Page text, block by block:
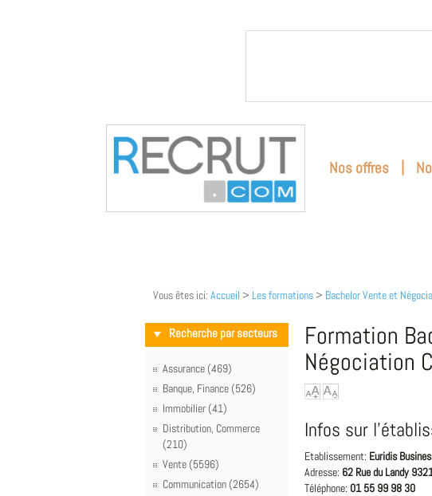
Nos offres |
Vous êtes ici: Accueil > Les formations > Bachelor Vente et
Recherche par secteurs
Assurance (469)
Banque, Finance (526)
Immobilier (41)
Distribution, Commerce
(210)
Vente (5596)
Communication (2654)
Formation
Négociation
Infos sur
Etablissement: Euridis
Adresse: 62 Rue du Landy
Téléphone: 01 55 99 98 30